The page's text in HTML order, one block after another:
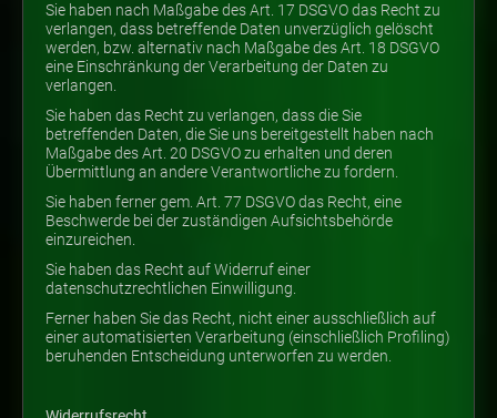
Sie haben nach Maßgabe des Art. 17 DSGVO das Recht zu
verlangen, dass betreffende Daten unverzüglich gelöscht
werden, bzw. alternativ nach Maßgabe des Art. 18 DSGVO
eine Einschränkung der Verarbeitung der Daten zu
verlangen.
Sie haben das Recht zu verlangen, dass die Sie
betreffenden Daten, die Sie uns bereitgestellt haben nach
Maßgabe des Art. 20 DSGVO zu erhalten und deren
Übermittlung an andere Verantwortliche zu fordern.
Sie haben ferner gem. Art. 77 DSGVO das Recht, eine
Beschwerde bei der zuständigen Aufsichtsbehörde
einzureichen.
Sie haben das Recht auf Widerruf einer
datenschutzrechtlichen Einwilligung.
Ferner haben Sie das Recht, nicht einer ausschließlich auf
einer automatisierten Verarbeitung (einschließlich Profiling)
beruhenden Entscheidung unterworfen zu werden.